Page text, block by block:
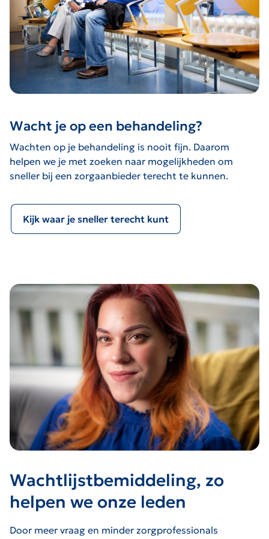
Wacht je op een behandeling?
Wachten op je behandeling is nooit fijn. Daarom
helpen we je met zoeken naar mogelijkheden om
sneller bij een zorgaanbieder terecht te kunnen.
Kijk waar je sneller terecht kunt
Wachtlijstbemiddeling, zo
helpen we onze leden
Door meer vraag en minder zorgprofessionals